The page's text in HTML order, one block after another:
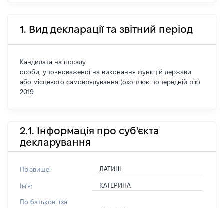
1. Вид декларації та звітний період
Кандидата на посаду
особи, уповноваженої на виконання функцій держави
або місцевого самоврядування (охоплює попередній рік)
2019
2.1. Інформація про суб'єкта
декларування
Прізвище: ЛАТИШ
Ім'я: КАТЕРИНА
По батькові (за